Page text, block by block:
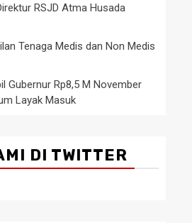
RSJD Atma Husada
Tenaga Medis dan Non Medis
Gubernur Rp8,5 M November
Layak Masuk
DI TWITTER